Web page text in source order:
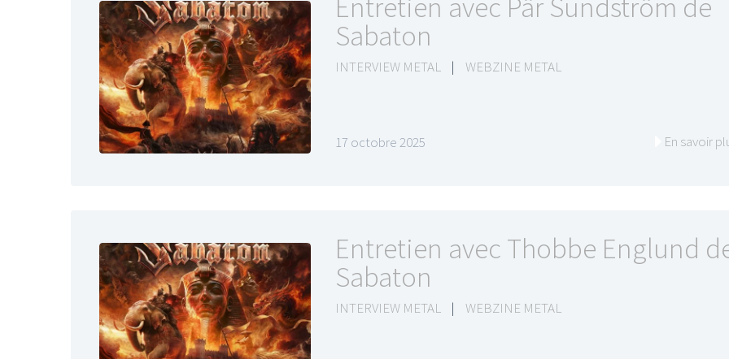
Sabaton
INTERVIEW METAL | WEBZINE METAL
17 octobre 2025 En savoir
Entretien avec Thobbe Englund
Sabaton
INTERVIEW METAL | WEBZINE METAL